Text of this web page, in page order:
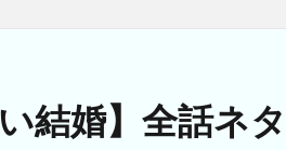
い結婚】全話ネ